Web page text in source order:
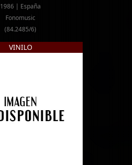
1986 | España
Fonomusic
(84.2485/6)
VINILO